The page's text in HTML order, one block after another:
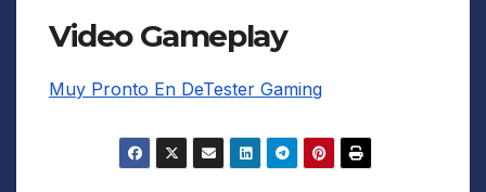
Video Gameplay
Muy Pronto En DeTester Gaming